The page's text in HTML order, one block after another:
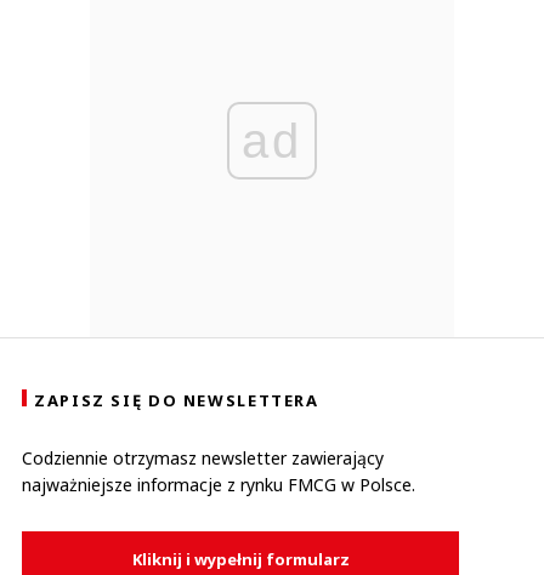
ad
ZAPISZ SIĘ DO NEWSLETTERA
Codziennie otrzymasz newsletter zawierający
najważniejsze informacje z rynku FMCG w Polsce.
Kliknij i wypełnij formularz